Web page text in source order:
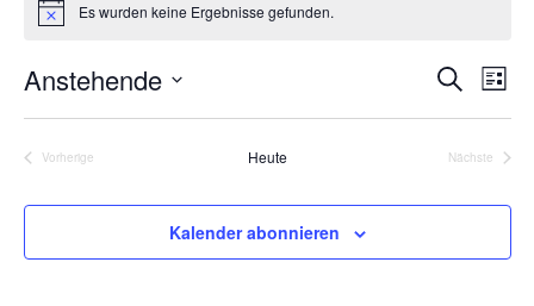
HinweisEs wurden keine Ergebnisse gefunden.
Suche
und
SucheListe
Anstehende
Datum
Vorherige
Heute
Nächste
Kalender abonnieren